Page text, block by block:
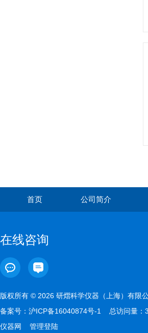
首页 公司简介
在线咨询
版权所有 © 2026 研熠科学仪器（上海）有限
备案号： 沪ICP备16040874号-1 总访问量：
仪器网
管理登陆